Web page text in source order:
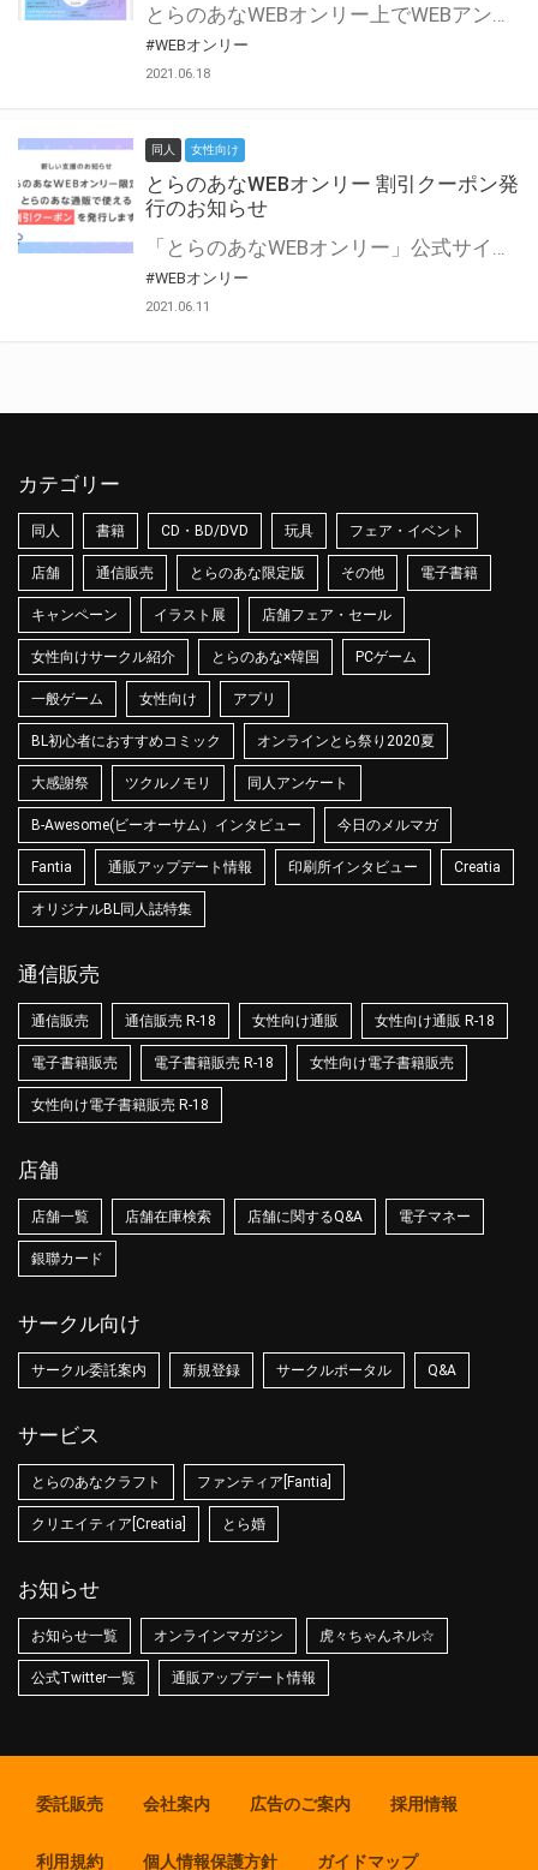
とらのあなWEBオンリー上でWEBアンソロジーが作成できる「記念コメント」について、その使い方や作成手順を解説します！ 支援タイプを「サークル参加型」「サークル参加型・マルシェ(イベント会場)機能付き」でお申し込みいただいている主催者様はぜひご活用ください♪ とらのあなWEBオンリーサイトはこちら
#WEBオンリー
2021.06.18
同人 女性向け
とらのあなWEBオンリー 割引クーポン発
行のお知らせ
「とらのあなWEBオンリー」公式サイトでとらのあな通販の「割引クーポン」を配布中！ イベントごとに開催当日限定で使える割引クーポンのシリアルコードを発行します。 とらのあなWEBオンリーのページをチェックして、イベント当日にお得にお買い物を楽しみましょう♪ ※本キャンペーンは予告なく終了する場合がございます。 とらのあなWEBオンリーサイトはこちら
#WEBオンリー
2021.06.11
カテゴリー
同人 書籍 CD・BD/DVD 玩具 フェア・イベント
店舗 通信販売 とらのあな限定版 その他 電子書籍
キャンペーン イラスト展 店舗フェア・セール
女性向けサークル紹介 とらのあな×韓国 PCゲーム
一般ゲーム 女性向け アプリ
BL初心者におすすめコミック オンラインとら祭り2020夏
大感謝祭 ツクルノモリ 同人アンケート
B-Awesome(ビーオーサム）インタビュー 今日のメルマガ
Fantia 通販アップデート情報 印刷所インタビュー Creatia
オリジナルBL同人誌特集
通信販売
通信販売 通信販売 R-18 女性向け通販 女性向け通販 R-18
電子書籍販売 電子書籍販売 R-18 女性向け電子書籍販売
女性向け電子書籍販売 R-18
店舗
店舗一覧 店舗在庫検索 店舗に関するQ&A 電子マネー
銀聯カード
サークル向け
サークル委託案内 新規登録 サークルポータル Q&A
サービス
とらのあなクラフト ファンティア[Fantia]
クリエイティア[Creatia] とら婚
お知らせ
お知らせ一覧 オンラインマガジン 虎々ちゃんネル☆
公式Twitter一覧 通販アップデート情報
委託販売 会社案内 広告のご案内 採用情報
利用規約 個人情報保護方針 ガイドマップ